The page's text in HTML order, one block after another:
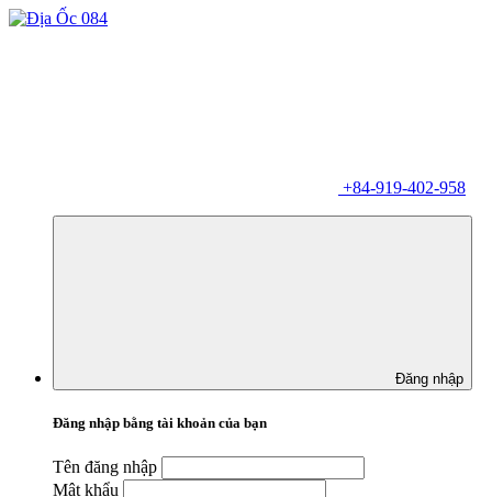
+84-919-402-958
Đăng nhập
Đăng nhập bằng tài khoản của bạn
Tên đăng nhập
Mật khẩu